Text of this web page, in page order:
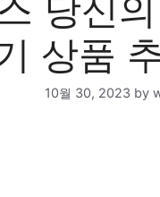
당신
상품
10월 30, 2023 by